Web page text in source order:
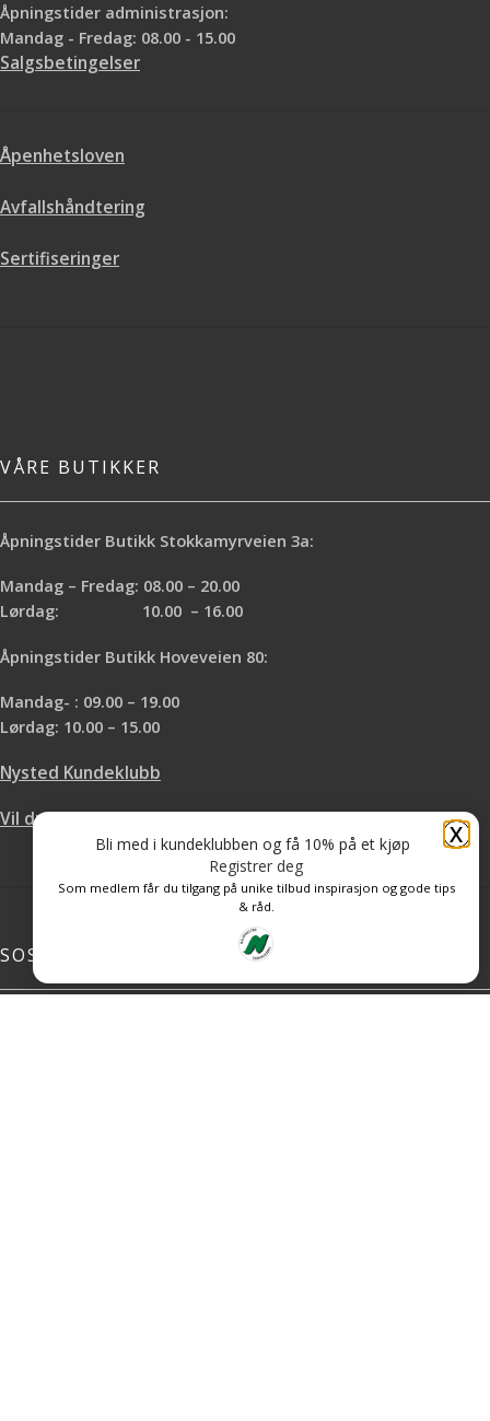
Åpningstider administrasjon:
Mandag - Fredag: 08.00 - 15.00
Salgsbetingelser
Åpenhetsloven
Avfallshåndtering
Sertifiseringer
VÅRE BUTIKKER
Åpningstider Butikk Stokkamyrveien 3a:
Mandag – Fredag: 08.00 – 20.00
Lørdag: 10.00 – 16.00
Åpningstider Butikk Hoveveien 80:
Mandag- : 09.00 – 19.00
Lørdag: 10.00 – 15.00
Nysted Kundeklubb
Vil du leie hos oss?
SOSIALE MEDIER
X
Bli med i kundeklubben og få 10% på et kjøp
Registrer deg
Som medlem får du tilgang på unike tilbud inspirasjon og gode tips
& råd.